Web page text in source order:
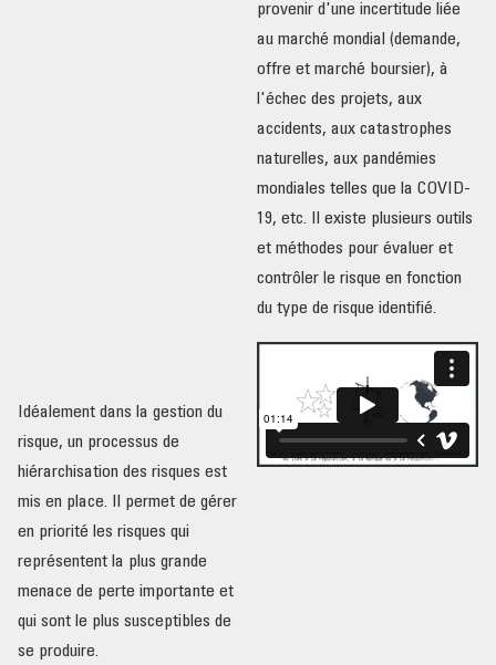
provenir d'une incertitude liée
au marché mondial (demande,
offre et marché boursier), à
l'échec des projets, aux
accidents, aux catastrophes
naturelles, aux pandémies
mondiales telles que la COVID-
19, etc. Il existe plusieurs outils
et méthodes pour évaluer et
contrôler le risque en fonction
du type de risque identifié.
Idéalement dans la gestion du
risque, un processus de
hiérarchisation des risques est
mis en place. Il permet de gérer
en priorité les risques qui
représentent la plus grande
menace de perte importante et
qui sont le plus susceptibles de
se produire.